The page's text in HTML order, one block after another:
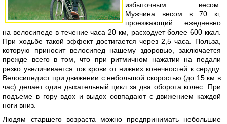
избыточным весом.
Мужчина весом в 70 кг,
проезжающий ежедневно
на велосипеде в течение часа 20 км, расходует более 600 ккал.
При ходьбе такой эффект достигается через 2,5 часа. Польза,
которую приносит велосипед нашему здоровью, заключается
прежде всего в том, что при ритмичном нажатии на педали
резко увеличивается ток крови от нижних конечностей к сердцу.
Велосипедист при движении с небольшой скоростью (до 15 км в
час) делает один дыхательный цикл за два оборота колес. При
подъеме в гору вдох и выдох совпадают с движением каждой
ноги вниз.
Людям старшего возраста можно предпринимать небольшие